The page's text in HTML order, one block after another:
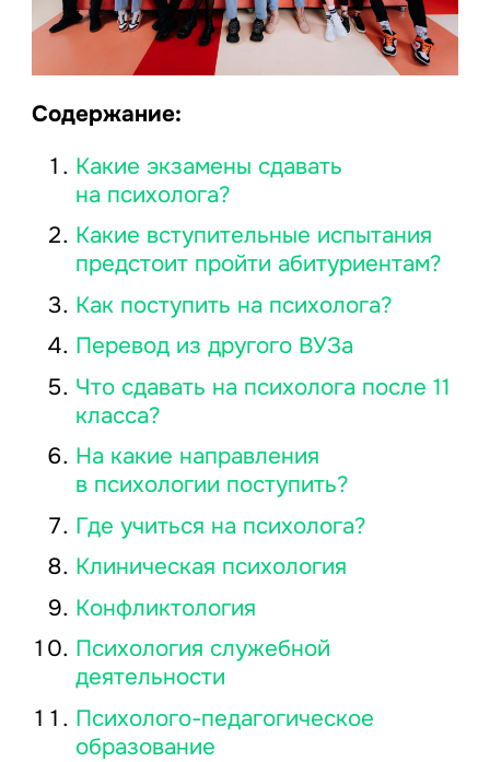
Содержание:
Какие экзамены сдавать
на психолога?
Какие вступительные испытания
предстоит пройти абитуриентам?
Как поступить на психолога?
Перевод из другого ВУЗа
Что сдавать на психолога после 11
класса?
На какие направления
в психологии поступить?
Где учиться на психолога?
Клиническая психология
Конфликтология
Психология служебной
деятельности
Психолого-педагогическое
образование